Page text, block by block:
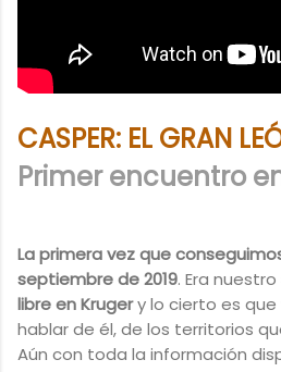
CASPER: EL GRAN
Primer encuentro
La primera vez que
septiembre de 2019. Era nuestro
libre en Krugery lo cierto es
hablar de él, de los territorios
Aún con toda la información